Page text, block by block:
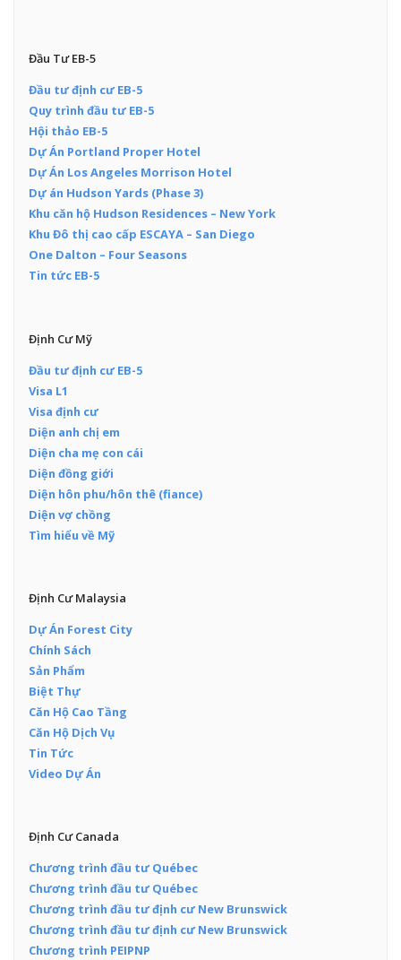
Đầu Tư EB-5
Đầu tư định cư EB-5
Quy trình đầu tư EB-5
Hội thảo EB-5
Dự Án Portland Proper Hotel
Dự Án Los Angeles Morrison Hotel
Dự án Hudson Yards (Phase 3)
Khu căn hộ Hudson Residences – New York
Khu Đô thị cao cấp ESCAYA – San Diego
One Dalton – Four Seasons
Tin tức EB-5
Định Cư Mỹ
Đầu tư định cư EB-5
Visa L1
Visa định cư
Diện anh chị em
Diện cha mẹ con cái
Diện đồng giới
Diện hôn phu/hôn thê (fiance)
Diện vợ chồng
Tìm hiểu về Mỹ
Định Cư Malaysia
Dự Án Forest City
Chính Sách
Sản Phẩm
Biệt Thự
Căn Hộ Cao Tầng
Căn Hộ Dịch Vụ
Tin Tức
Video Dự Án
Định Cư Canada
Chương trình đầu tư Québec
Chương trình đầu tư Québec
Chương trình đầu tư định cư New Brunswick
Chương trình đầu tư định cư New Brunswick
Chương trình PEIPNP